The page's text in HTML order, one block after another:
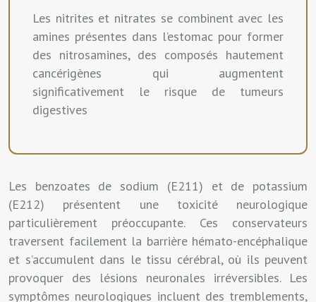
Les nitrites et nitrates se combinent avec les
amines présentes dans l’estomac pour former
des nitrosamines, des composés hautement
cancérigènes qui augmentent
significativement le risque de tumeurs
digestives
Les benzoates de sodium (E211) et de potassium
(E212) présentent une toxicité neurologique
particulièrement préoccupante. Ces conservateurs
traversent facilement la barrière hémato-encéphalique
et s’accumulent dans le tissu cérébral, où ils peuvent
provoquer des lésions neuronales irréversibles. Les
symptômes neurologiques incluent des tremblements,